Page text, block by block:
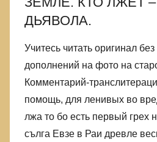
ДЬЯВОЛА.
Учитесь читать оригинал
дополнений на фото на
Комментарий-
помощь, для ленивых во
лжа то бо есть первый грех
сълга Евзе в Раи древле